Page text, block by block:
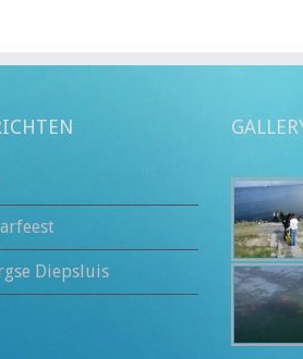
Diepsluis